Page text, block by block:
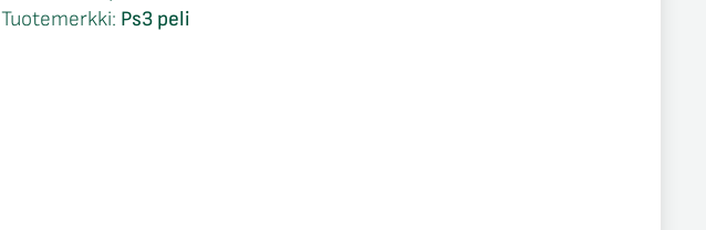
Tuotemerkki: Ps3 peli